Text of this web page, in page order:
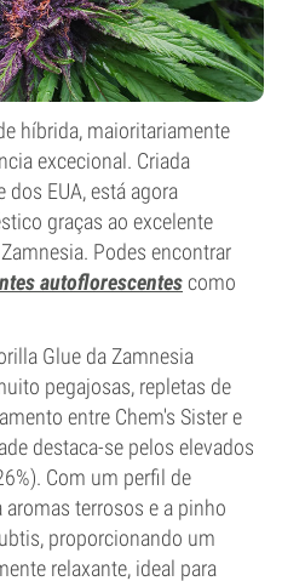
híbrida, maioritariamente
excecional. Criada
EUA, está agora
graças ao excelente
Podes encontrar
autoflorescentescomo
Glue da Zamnesia
pegajosas, repletas de
entre Chem's Sister e
destaca-se pelos elevados
Com um perfil de
terrosos e a pinho
proporcionando um
relaxante, ideal para